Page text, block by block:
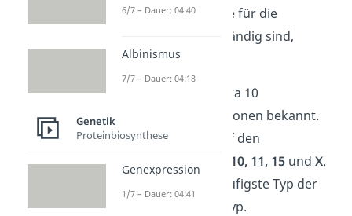
immer an Genen, die für die
Pigmentierung zuständig sind,
auftreten.
Heutzutage sind etwa 10
verschiedene Mutationen bekannt.
Sie befinden sich auf den
Chromosomen
1, 9, 10, 11, 15 undX.
In Europa ist der häufigste Typ der
sogenannte OCA1-Typ.
6/7 – Dauer: 04:40
Albinismus
7/7 – Dauer: 04:18
Genetik
Proteinbiosynthese
Genexpression
1/7 – Dauer: 04:41